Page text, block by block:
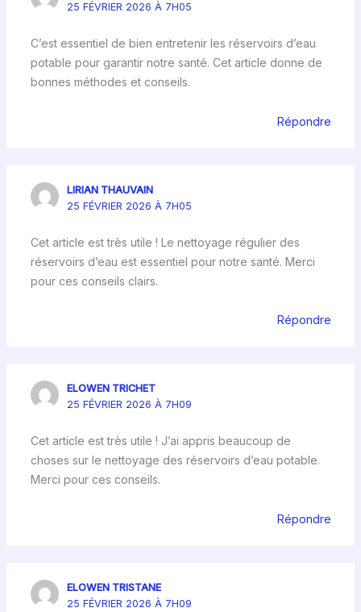
25 FÉVRIER 2026 À 7H05
C’est essentiel de bien entretenir les réservoirs d’eau
potable pour garantir notre santé. Cet article donne de
bonnes méthodes et conseils.
Répondre
LIRIAN THAUVAIN
25 FÉVRIER 2026 À 7H05
Cet article est très utile ! Le nettoyage régulier des
réservoirs d’eau est essentiel pour notre santé. Merci
pour ces conseils clairs.
Répondre
ELOWEN TRICHET
25 FÉVRIER 2026 À 7H09
Cet article est très utile ! J’ai appris beaucoup de
choses sur le nettoyage des réservoirs d’eau potable.
Merci pour ces conseils.
Répondre
ELOWEN TRISTANE
25 FÉVRIER 2026 À 7H09